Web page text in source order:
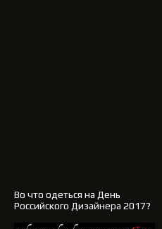
Во что одеться на День
Российского Дизайнера 2017?